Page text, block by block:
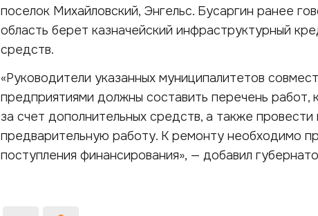
поселок Михайловский, Энгельс. Бусаргин ранее
область берет казначейский инфраструктурный
средств.
«Руководители указанных муниципалитетов
предприятиями должны составить перечень
за счет дополнительных средств, а также
предварительную работу. К ремонту необходимо
поступления финансирования», — добавил